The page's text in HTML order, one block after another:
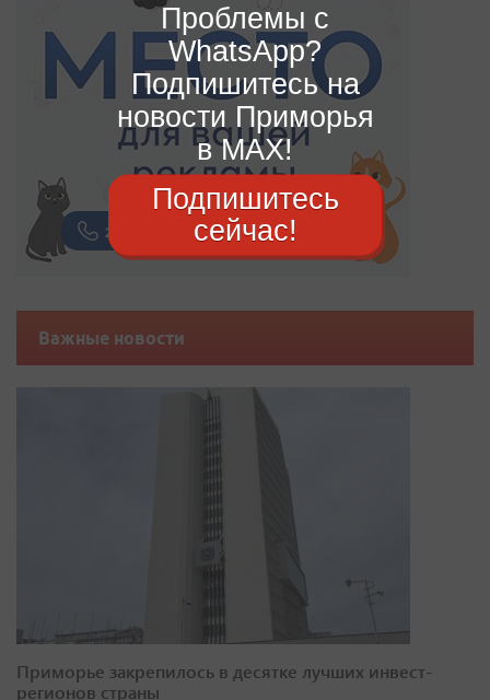
Важные новости
Приморье закрепилось в десятке лучших инвест-
регионов страны
Проблемы с
WhatsApp?
Подпишитесь на
новости Приморья
в MAX!
Подпишитесь
сейчас!